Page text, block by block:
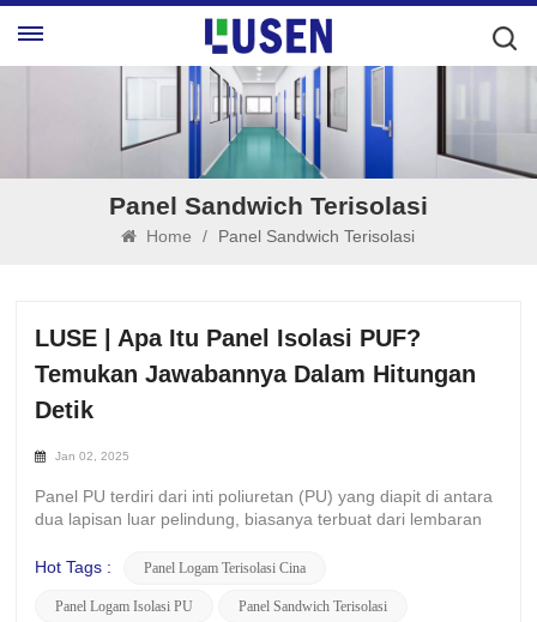
Panel Sandwich Terisolasi
Home / Panel Sandwich Terisolasi
LUSE | Apa Itu Panel Isolasi PUF?
Temukan Jawabannya Dalam Hitungan
Detik
Jan 02, 2025
Panel PU terdiri dari inti poliuretan (PU) yang diapit di antara
dua lapisan luar pelindung, biasanya terbuat dari lembaran
menggunakan busa poliuretan (PUF). Rasakan Kekuatan
pilihan sempurna untu...
Hot Tags : Panel Logam Terisolasi Cina
Panel Logam Isolasi PU Panel Sandwich Terisolasi